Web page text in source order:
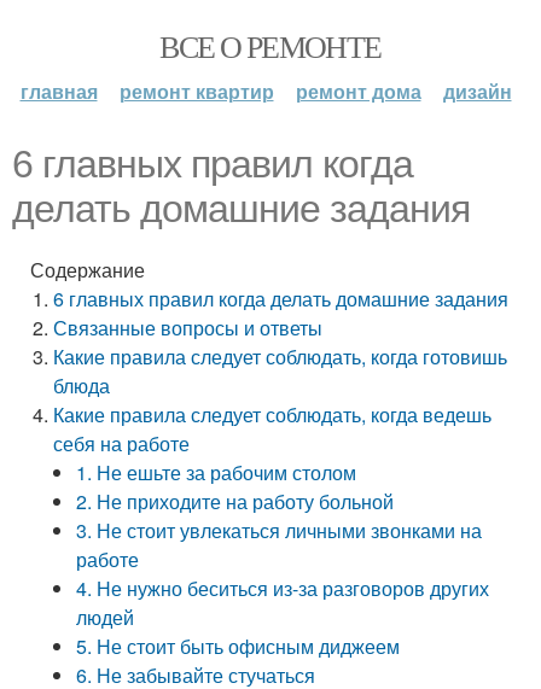
ВСЕ О РЕМОНТЕ
главная ремонт квартир ремонт дома дизайн
6 главных правил когда
делать домашние задания
Содержание
6 главных правил когда делать домашние задания
Связанные вопросы и ответы
Какие правила следует соблюдать, когда готовишь
блюда
Какие правила следует соблюдать, когда ведешь
себя на работе
1. Не ешьте за рабочим столом
2. Не приходите на работу больной
3. Не стоит увлекаться личными звонками на
работе
4. Не нужно беситься из-за разговоров других
людей
5. Не стоит быть офисным диджеем
6. Не забывайте стучаться